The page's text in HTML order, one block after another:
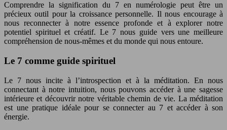
Comprendre la signification du 7 en numérologie peut être un
précieux outil pour la croissance personnelle. Il nous encourage à
nous reconnecter à notre essence profonde et à explorer notre
potentiel spirituel et créatif. Le 7 nous guide vers une meilleure
compréhension de nous-mêmes et du monde qui nous entoure.
Le 7 comme guide spirituel
Le 7 nous incite à l’introspection et à la méditation. En nous
connectant à notre intuition, nous pouvons accéder à une sagesse
intérieure et découvrir notre véritable chemin de vie. La méditation
est une pratique idéale pour se connecter au 7 et accéder à son
énergie.